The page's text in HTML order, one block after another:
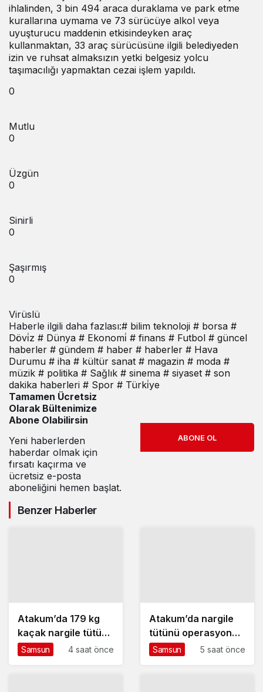
ihlalinden, 3 bin 494 araca duraklama ve park etme
kurallarına uymama ve 73 sürücüye alkol veya
uyuşturucu maddenin etkisindeyken araç
kullanmaktan, 33 araç sürücüsüne ilgili belediyeden
izin ve ruhsat almaksızın yetki belgesiz yolcu
taşımacılığı yapmaktan cezai işlem yapıldı.
0
Mutlu
0
Üzgün
0
Sinirli
0
Şaşırmış
0
Virüslü
Haberle ilgili daha fazlası:# bilim teknoloji # borsa #
Dövi̇z # Dünya # Ekonomi̇ # finans # Futbol # güncel
haberler # gündem # haber # haberler # Hava
Durumu # iha # kültür sanat # magazin # moda #
müzik # politika # Sağlık # sinema # siyaset # son
dakika haberleri # Spor # Türki̇ye
Tamamen Ücretsiz
Olarak Bültenimize
Abone Olabilirsin
Yeni haberlerden
haberdar olmak için
fırsatı kaçırma ve
ücretsiz e-posta
aboneliğini hemen başlat.
ABONE OL
Benzer Haberler
Atakum’da 179 kg
kaçak nargile tütünü
ele geçirildi
Samsun 4 saat önce
Atakum’da nargile
tütünü operasyonu –
Haberler
Samsun 5 saat önce